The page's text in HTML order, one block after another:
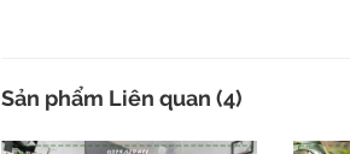
Sản phẩm Liên quan (4)